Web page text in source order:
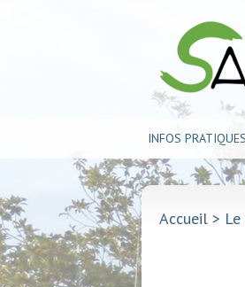
INFOS PRATIQUES
Accueil >